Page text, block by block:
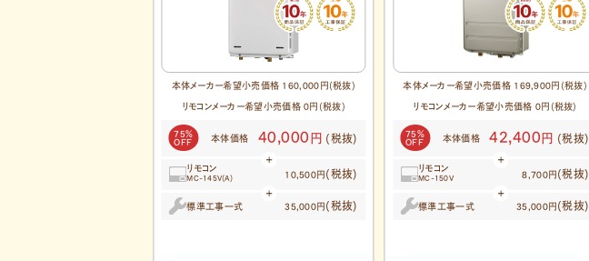
本体メーカー希望小売価格 169,900円(税抜)
リモコンメーカー希望小売価格 0円(税抜)
75％
OFF
本体価格 42,400 円 (税抜)
リモコン
MC-150V 8,700円 (税抜)
標準工事一式 35,000円 (税抜)
本体メーカー希望小売価格 168,410円(税抜)
リモコンメーカー希望小売価格 17,500円(税抜)
82％
OFF
本体価格 42,130 円 (税抜)
リモコン
MC-150V 10,670円 (税抜)
標準工事一式 41,800円 (税抜)